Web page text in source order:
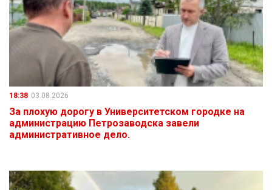
18:38 03.08.2026
За плохую дорогу в Университетском городке на
администрацию Петрозаводска завели
административное дело.